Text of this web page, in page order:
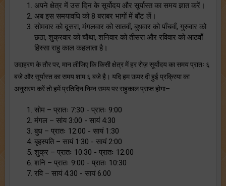
अपने क्षेत्र में उस दिन के सूर्योदय और सूर्यास्त का समय ज्ञात करें।
अब इस समयावधि को 8 बराबर भागों में बाँट लें।
सोमवार को दूसरा, मंगलवार को सातवाँ, बुधवार को पाँचवाँ, गुरुवार को
छठा, शुक्रवार को चौथा, शनिवार को तीसरा और रविवार को आठवाँ
हिस्सा राहु काल कहलाता है।
उदाहरण के तौर पर, मान लीजिए कि किसी क्षेत्र में हर रोज़ सूर्योदय का समय प्रातः ६
बजे और सूर्यास्त का समय शाम ६ बजे है। यदि हम ऊपर दी हुई प्रक्रिया का
अनुसरण करें तो हमें प्रतिदिन निम्न समय पर राहुकाल प्राप्त होगा–
सोम – प्रातः 7:30 - प्रातः 9:00
मंगल – सांय 3:00 - सायं 4:30
बुध – प्रातः 12:00 - सायं 1:30
बृहस्पति – सायं 1:30 - सायं 2:00
शुक्र – प्रातः 10:30 - प्रातः 12:00
शनि – प्रातः 9:00 - प्रातः 10:30
रवि – सायं 4:30 - सायं 6:00